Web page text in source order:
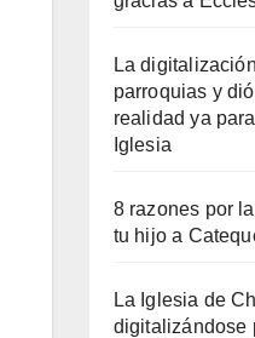
La
parroquias y
realidad ya
Iglesia
8 razones por
tu hijo a
La Iglesia de
digitalizándose